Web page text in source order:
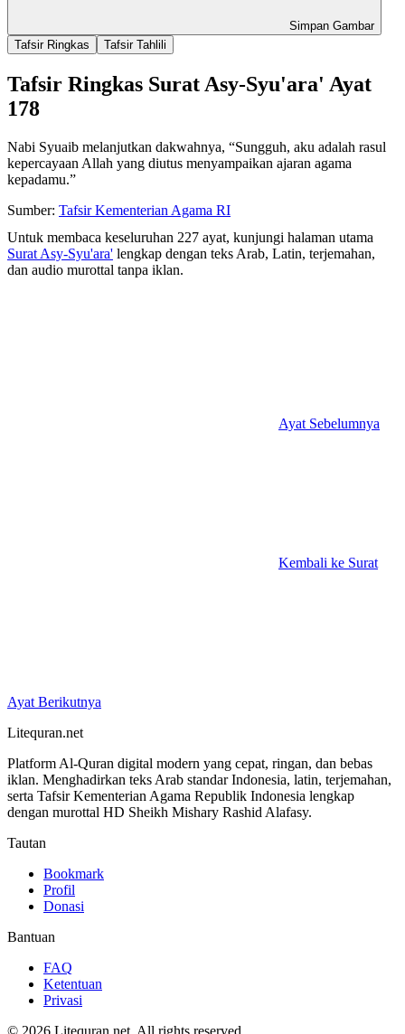
Simpan Gambar
Tafsir Ringkas
Tafsir Tahlili
Tafsir Ringkas Surat Asy-Syu'ara' Ayat
178
Nabi Syuaib melanjutkan dakwahnya, “Sungguh, aku adalah rasul
kepercayaan Allah yang diutus menyampaikan ajaran agama
kepadamu.”
Sumber: Tafsir Kementerian Agama RI
Untuk membaca keseluruhan 227 ayat, kunjungi halaman utama
Surat Asy-Syu'ara' lengkap dengan teks Arab, Latin, terjemahan,
dan audio murottal tanpa iklan.
Ayat Sebelumnya
Kembali ke Surat
Ayat Berikutnya
Litequran.net
Platform Al-Quran digital modern yang cepat, ringan, dan bebas
iklan. Menghadirkan teks Arab standar Indonesia, latin, terjemahan,
serta Tafsir Kementerian Agama Republik Indonesia lengkap
dengan murottal HD Sheikh Mishary Rashid Alafasy.
Tautan
Bookmark
Profil
Donasi
Bantuan
FAQ
Ketentuan
Privasi
© 2026 Litequran.net. All rights reserved.